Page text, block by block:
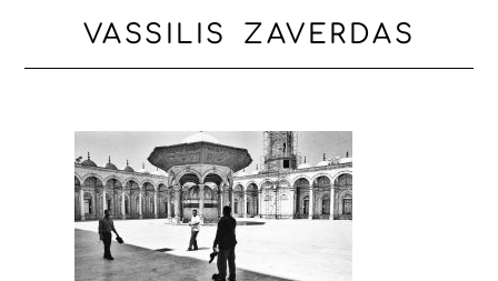
VASSILIS ZAVERDAS